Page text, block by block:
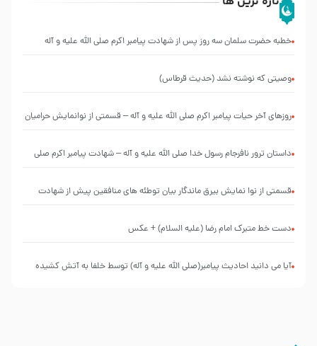
خطبه حضرت سلمان سه روز پس از شهادت پیامبر اکرم صلی الله علیه و آله
وصیتی که نوشته نشد (حدیث قرطاس)
روزهای آخر حیات پیامبر اکرم صلی الله علیه و آله – قسمتی از نوانمایش حرامیان
‌‌‌‌‌‌‌داستان ترور نافرجام رسول خدا صلی الله علیه و آله – شهادت پیامبر اکرم صلی
قسمتی از نوا نمایش بیرق ماندگار بیان توطئه های منافقین پیش از شهادت
دست خط متبرک امام رضا (علیه السلام) + عکس
آیا می دانید احادیث پیامبر(صلی الله علیه و آله) توسط خلفا به آتش کشیده